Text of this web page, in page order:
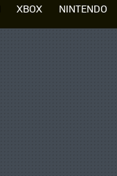
XBOX NINTENDO